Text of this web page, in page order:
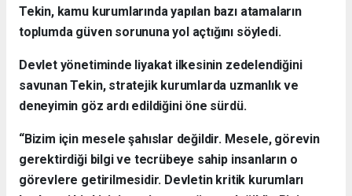
Tekin, kamu kurumlarında yapılan bazı atamaların
toplumda güven sorununa yol açtığını söyledi.
Devlet yönetiminde liyakat ilkesinin zedelendiğini
savunan Tekin, stratejik kurumlarda uzmanlık ve
deneyimin göz ardı edildiğini öne sürdü.
“Bizim için mesele şahıslar değildir. Mesele, görevin
gerektirdiği bilgi ve tecrübeye sahip insanların o
görevlere getirilmesidir. Devletin kritik kurumları